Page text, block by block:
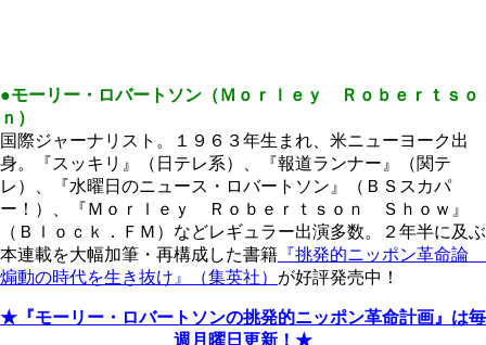
●モーリー・ロバートソン（Ｍｏｒｌｅｙ Ｒｏｂｅｒｔｓｏ
ｎ）
国際ジャーナリスト。１９６３年生まれ、米ニューヨーク出
身。『スッキリ』（日テレ系）、『報道ランナー』（関テ
レ）、『水曜日のニュース・ロバートソン』（ＢＳスカパ
ー！）、『Ｍｏｒｌｅｙ Ｒｏｂｅｒｔｓｏｎ Ｓｈｏｗ』
（Ｂｌｏｃｋ．ＦＭ）などレギュラー出演多数。２年半に及ぶ
本連載を大幅加筆・再構成した書籍 『挑発的ニッポン革命論
煽動の時代を生き抜け』（集英社） が好評発売中！
★『モーリー・ロバートソンの挑発的ニッポン革命計画』は毎
週月曜日更新！★